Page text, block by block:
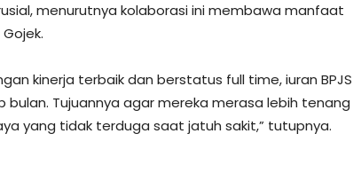
menurutnya kolaborasi ini membawa manfaat
kinerja terbaik dan berstatus full time, iuran BPJS
Tujuannya agar mereka merasa lebih tenang
yang tidak terduga saat jatuh sakit,” tutupnya.